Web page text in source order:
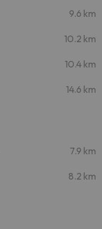
9.6 km
10.2 km
10.4 km
14.6 km
7.9 km
8.2 km